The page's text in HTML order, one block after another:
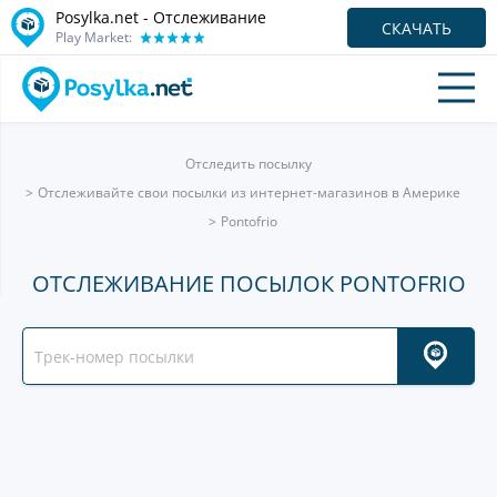
Posylka.net - Отслеживание
Play Market: СКАЧАТЬ
Отследить посылку
Отслеживайте свои посылки из интернет-магазинов в Америке
Pontofrio
ОТСЛЕЖИВАНИЕ ПОСЫЛОК PONTOFRIO